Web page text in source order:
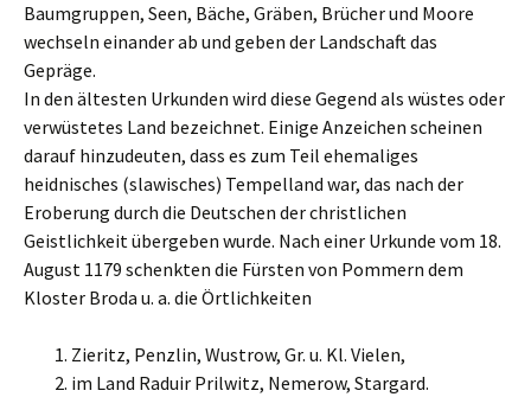
Baumgruppen, Seen, Bäche, Gräben, Brücher und Moore
wechseln einander ab und geben der Landschaft das
Gepräge.
In den ältesten Urkunden wird diese Gegend als wüstes oder
verwüstetes Land bezeichnet. Einige Anzeichen scheinen
darauf hinzudeuten, dass es zum Teil ehemaliges
heidnisches (slawisches) Tempelland war, das nach der
Eroberung durch die Deutschen der christlichen
Geistlichkeit übergeben wurde. Nach einer Urkunde vom 18.
August 1179 schenkten die Fürsten von Pommern dem
Kloster Broda u. a. die Örtlichkeiten
Zieritz, Penzlin, Wustrow, Gr. u. Kl. Vielen,
im Land Raduir Prilwitz, Nemerow, Stargard.